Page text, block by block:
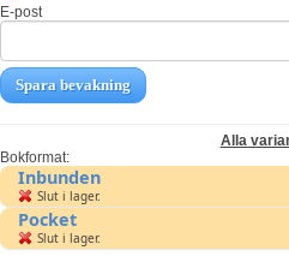
E-post
Spara bevakning
Alla
Bokformat:
Inbunden
Slut i lager.
Pocket
Slut i lager.